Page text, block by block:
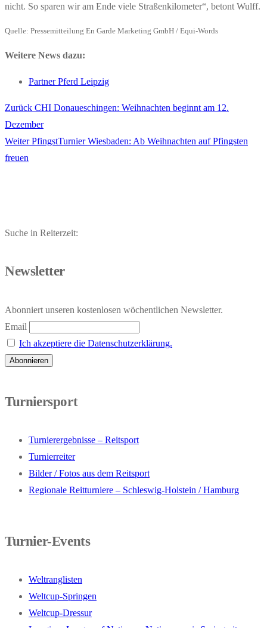
nicht. So sparen wir am Ende viele Straßenkilometer“, betont Wulff.
Quelle: Pressemitteilung En Garde Marketing GmbH / Equi-Words
Weitere News dazu:
Partner Pferd Leipzig
Beitragsnavigation
Zurück Vorheriger
Beitrag:
CHI Donaueschingen: Weihnachten beginnt am 12.
Dezember
Weiter Nächster
PfingstTurnier Wiesbaden: Ab Weihnachten auf Pfingsten
freuen
Suche in Reiterzeit:
Newsletter
Abonniert unseren kostenlosen wöchentlichen Newsletter.
Email
Ich akzeptiere die Datenschutzerklärung.
Turniersport
Turnierergebnisse – Reitsport
Turnierreiter
Bilder / Fotos aus dem Reitsport
Regionale Reitturniere – Schleswig-Holstein / Hamburg
Turnier-Events
Weltranglisten
Weltcup-Springen
Weltcup-Dressur